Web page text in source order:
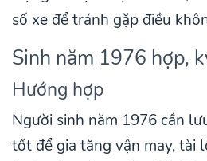
số xe để tránh gặp điều
Sinh năm 1976 hợp,
Hướng hợp
Người sinh năm 1976 cần
tốt để gia tăng vận may, tài